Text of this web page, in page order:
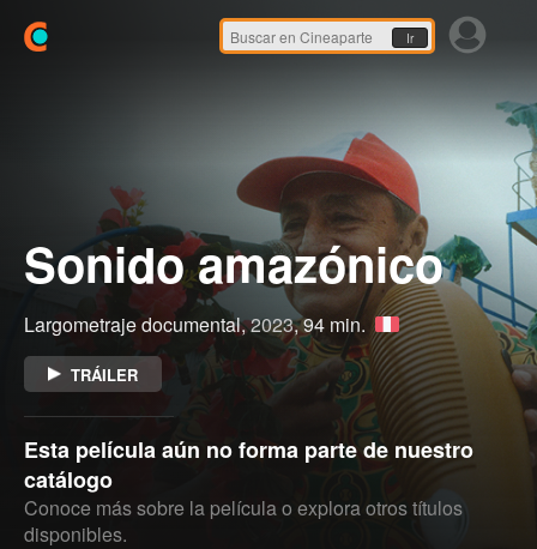
Ir
Sonido amazónico
Largometraje documental,2023, 94 min.
TRÁILER
Esta película aún no forma parte de nuestro
catálogo
Conoce más sobre la película o explora otros títulos
disponibles.